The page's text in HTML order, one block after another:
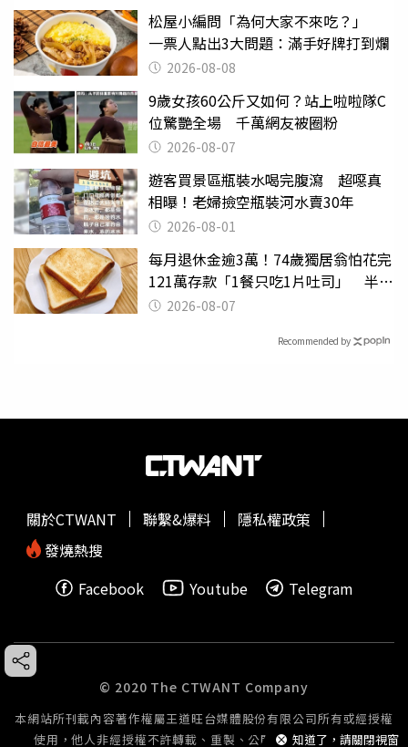
松屋小編問「為何大家不來吃？」
一票人點出3大問題：滿手好牌打到爛
2026-08-08
9歲女孩60公斤又如何？站上啦啦隊C
位驚艷全場 千萬網友被圈粉
2026-08-07
遊客買景區瓶裝水喝完腹瀉 超噁真
相曝！老婦撿空瓶裝河水賣30年
2026-08-01
每月退休金逾3萬！74歲獨居翁怕花完
121萬存款「1餐只吃1片吐司」 半年
後暴瘦嚇壞女兒
2026-08-07
Recommended by
知道了，請關閉視窗
關於CTWANT 聯繫&爆料
隱私權政策
發燒熱搜
Facebook
Youtube Telegram
© 2020 The CTWANT Company
本網站所刊載內容著作權屬王道旺台媒體股份有限公司所有或經授權
使用，他人非經授權不許轉載、重製、公開播送或公開傳輸。